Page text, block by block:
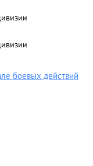
боевых действий